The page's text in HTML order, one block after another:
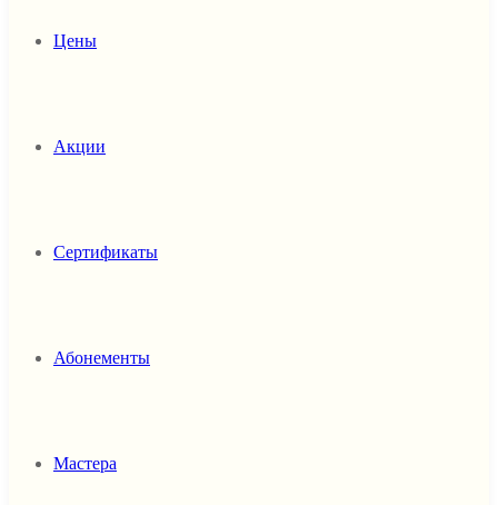
Цены
Акции
Сертификаты
Абонементы
Мастера